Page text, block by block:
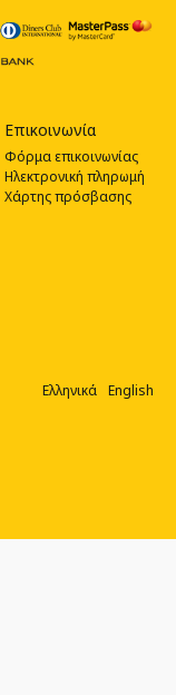
Επικοινωνία
Φόρμα επικοινωνίας
Ηλεκτρονική πληρωμή
Χάρτης πρόσβασης
Ελληνικά English